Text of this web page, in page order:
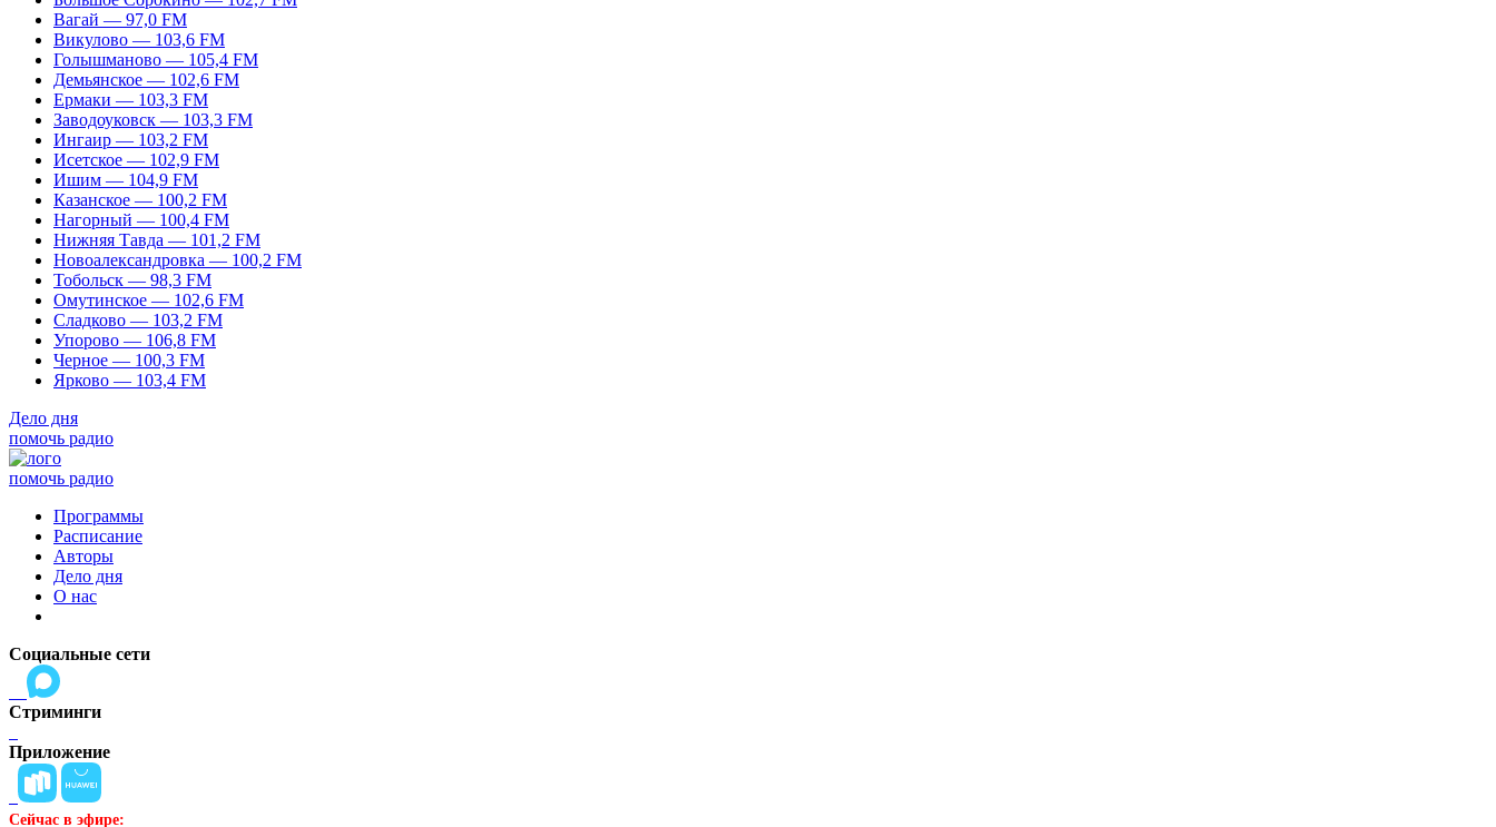
Вагай — 97,0 FM
Викулово — 103,6 FM
Голышманово — 105,4 FM
Демьянское — 102,6 FM
Ермаки — 103,3 FM
Заводоуковск — 103,3 FM
Ингаир — 103,2 FM
Исетское — 102,9 FM
Ишим — 104,9 FM
Казанское — 100,2 FM
Нагорный — 100,4 FM
Нижняя Тавда — 101,2 FM
Новоалександровка — 100,2 FM
Тобольск — 98,3 FM
Омутинское — 102,6 FM
Сладково — 103,2 FM
Упорово — 106,8 FM
Черное — 100,3 FM
Ярково — 103,4 FM
Дело дня
помочь радио
помочь радио
Программы
Расписание
Авторы
Дело дня
О нас
Социальные сети
Стриминги
Приложение
Сейчас в эфире: